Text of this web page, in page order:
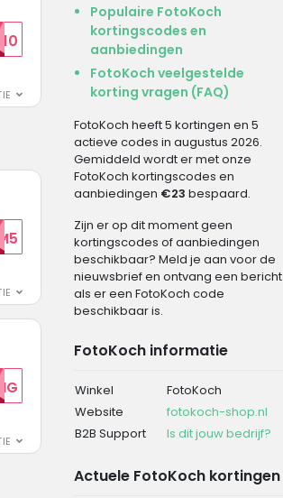
Populaire FotoKoch
kortingscodes en
aanbiedingen
FotoKoch veelgestelde
korting vragen (FAQ)
FotoKoch heeft 5 kortingen en 5
actieve codes in augustus 2026.
Gemiddeld wordt er met onze
FotoKoch kortingscodes en
aanbiedingen €23 bespaard.
Zijn er op dit moment geen
kortingscodes of aanbiedingen
beschikbaar? Meld je aan voor de
nieuwsbrief en ontvang een bericht
als er een FotoKoch code
beschikbaar is.
FotoKoch informatie
Winkel
FotoKoch
Website
fotokoch-shop.nl
B2B Support
Is dit jouw bedrijf?
Actuele FotoKoch kortingen